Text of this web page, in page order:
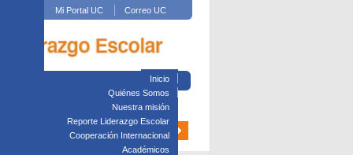
Mi Portal UC Correo UC
Inicio
Quiénes Somos
Nuestra misión
Reporte Liderazgo Escolar
Cooperación Internacional
Académicos